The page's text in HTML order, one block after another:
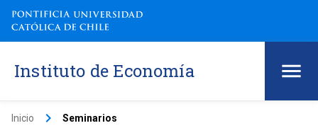
Instituto de Economía
Inicio keyboard_arrow_right Seminarios